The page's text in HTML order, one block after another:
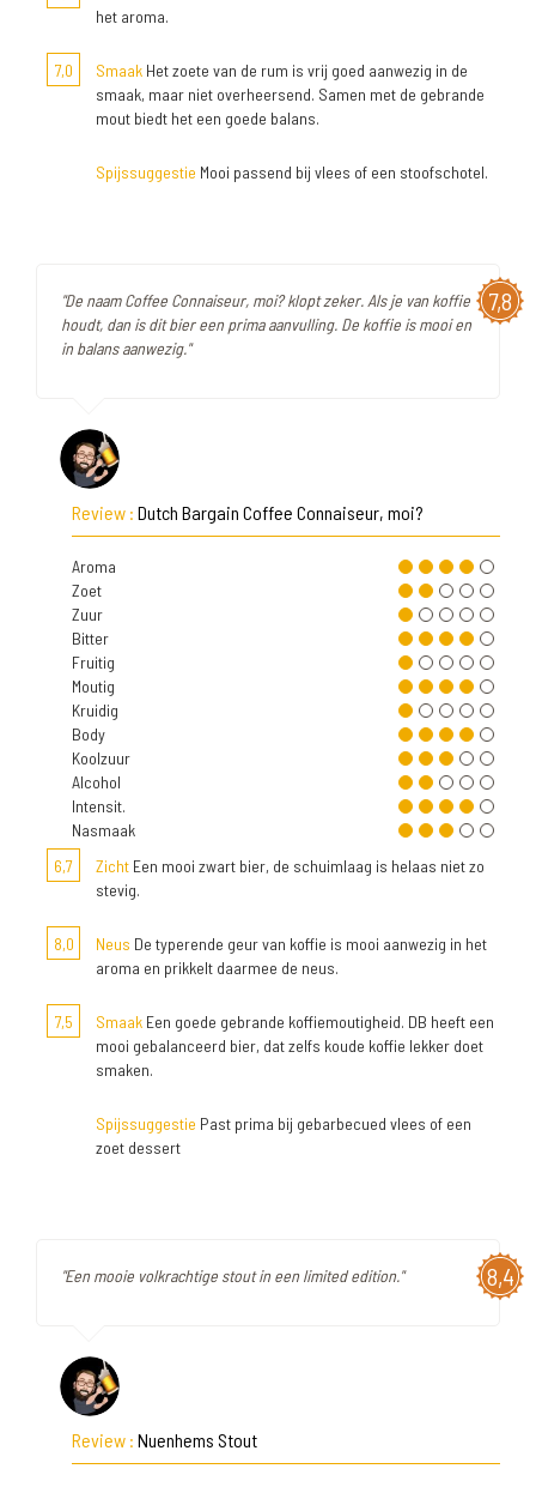
het aroma.
7,0 Smaak Het zoete van de rum is vrij goed aanwezig in de
smaak, maar niet overheersend. Samen met de gebrande
mout biedt het een goede balans.
Spijssuggestie Mooi passend bij vlees of een stoofschotel.
7,8
"De naam Coffee Connaiseur, moi? klopt zeker. Als je van koffie
houdt, dan is dit bier een prima aanvulling. De koffie is mooi en
in balans aanwezig."
Review : Dutch Bargain Coffee Connaiseur, moi?
Aroma
Zoet
Zuur
Bitter
Fruitig
Moutig
Kruidig
Body
Koolzuur
Alcohol
Intensit.
Nasmaak
6,7
Zicht Een mooi zwart bier, de schuimlaag is helaas niet zo
stevig.
8,0 Neus De typerende geur van koffie is mooi aanwezig in het
aroma en prikkelt daarmee de neus.
7,5 Smaak Een goede gebrande koffiemoutigheid. DB heeft een
mooi gebalanceerd bier, dat zelfs koude koffie lekker doet
smaken.
Spijssuggestie Past prima bij gebarbecued vlees of een
zoet dessert
8,4
"Een mooie volkrachtige stout in een limited edition."
Review : Nuenhems Stout